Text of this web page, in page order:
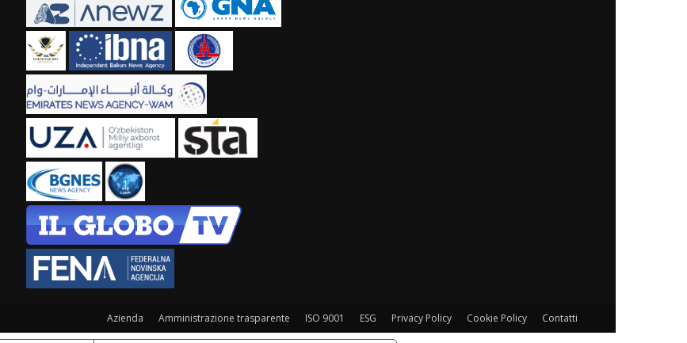
Azienda Amministrazione trasparente ISO 9001 ESG Privacy Policy Cookie Policy Contatti